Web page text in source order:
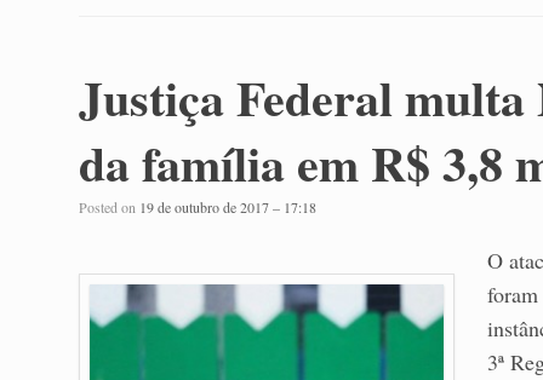
Justiça Federal multa
da família em R$ 3,8
Posted on 19 de outubro de 2017 – 17:18
O
3ª